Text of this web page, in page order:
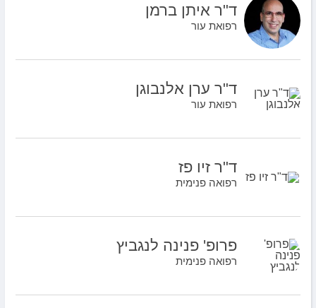
ד"ר איתן ברמן
רפואת עור
ד"ר ערן אלנבוגן
רפואת עור
ד"ר זיו פז
רפואה פנימית
פרופ' פנינה לנגביץ
רפואה פנימית